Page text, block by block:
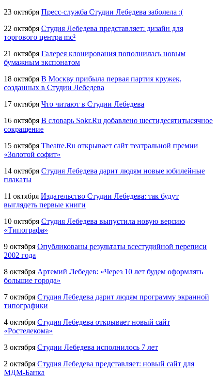
23 октября Пресс-служба Студии Лебедева заболела :(
22 октября Студия Лебедева представляет: дизайн для
торгового центра mc²
21 октября Галерея клонирования пополнилась новым
бумажным экспонатом
18 октября В Москву прибыла первая партия кружек,
созданных в Студии Лебедева
17 октября Что читают в Студии Лебедева
16 октября В словарь Sokr.Ru добавлено шестидесятитысячное
сокращение
15 октября Theatre.Ru открывает сайт театральной премии
«Золотой софит»
14 октября Студия Лебедева дарит людям новые юбилейные
плакаты
11 октября Издательство Студии Лебедева: так будут
выглядеть первые книги
10 октября Студия Лебедева выпустила новую версию
«Типографа»
9 октября Опубликованы результаты всестудийной переписи
2002 года
8 октября Артемий Лебедев: «Через 10 лет будем оформлять
большие города»
7 октября Студия Лебедева дарит людям программу экранной
типографики
4 октября Студия Лебедева открывает новый сайт
«Ростелекома»
3 октября Студии Лебедева исполнилось 7 лет
2 октября Студия Лебедева представляет: новый сайт для
МДМ-Банка